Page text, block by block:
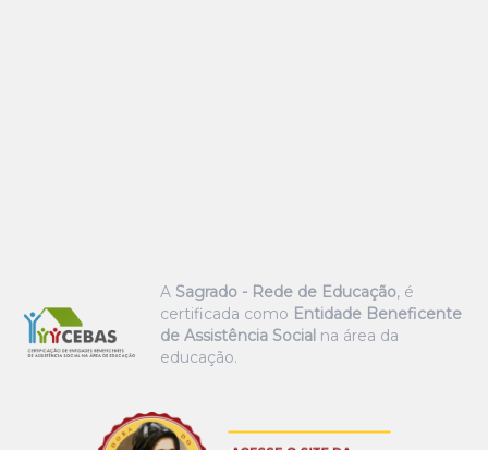
A Sagrado - Rede de Educação, é
certificada como Entidade Beneficente
de Assistência Social na área da
educação.